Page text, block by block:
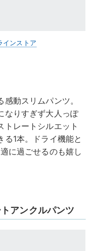
インストア
動スリムパンツ。
なりすぎず大人っぽ
トレートシルエット
る1本。ドライ機能と
に過ごせるのも嬉し
アンクルパンツ